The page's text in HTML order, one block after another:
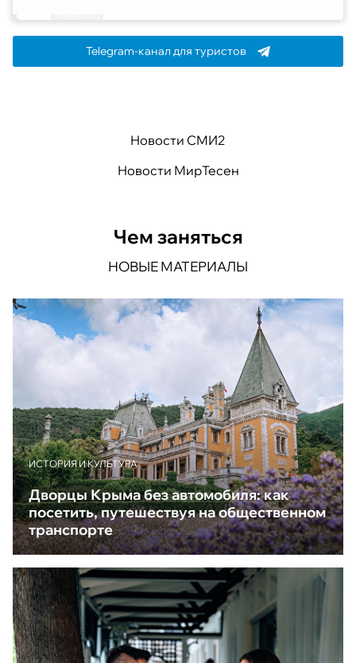
Telegram-канал для туристов
Новости СМИ2
Новости МирТесен
Чем заняться
НОВЫЕ МАТЕРИАЛЫ
ИСТОРИЯ И КУЛЬТУРА
Дворцы Крыма без автомобиля: как
посетить, путешествуя на общественном
транспорте